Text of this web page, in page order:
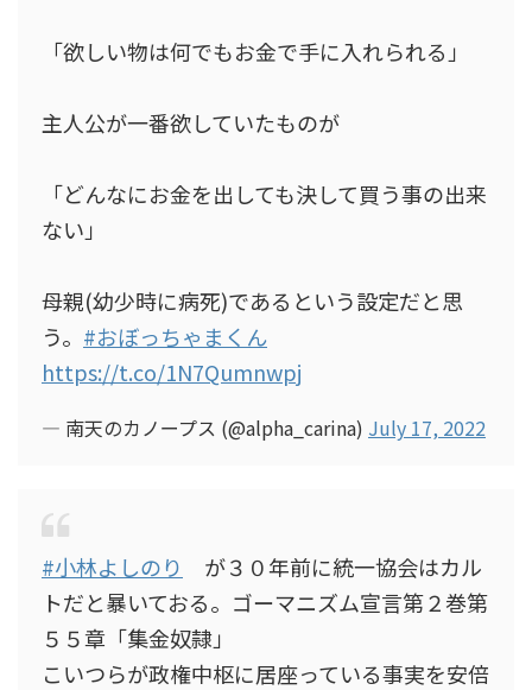
「欲しい物は何でもお金で手に入れられる」
主人公が一番欲していたものが
「どんなにお金を出しても決して買う事の出来
ない」
母親(幼少時に病死)であるという設定だと思
う。 #おぼっちゃまくん
https://t.co/1N7Qumnwpj
— 南天のカノープス (@alpha_carina) July 17, 2022
#小林よしのり
が３０年前に統一協会はカル
トだと暴いておる。ゴーマニズム宣言第２巻第
５５章「集金奴隷」
こいつらが政権中枢に居座っている事実を安倍